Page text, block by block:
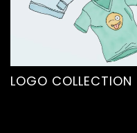
LOGO COLLECTION